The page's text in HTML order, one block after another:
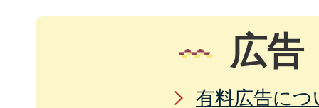
広告
有料広告につ